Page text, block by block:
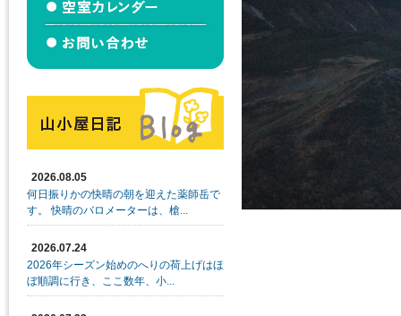
2026.08.05
何日振りかの快晴の朝を迎えた薬師岳で
す。 快晴のバロメーターは、槍...
2026.07.24
2026年シーズン始めのへりの荷上げはほ
ぼ順調に行き、ここ数年、小...